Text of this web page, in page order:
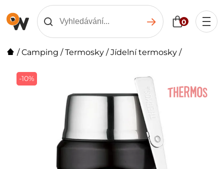
0
/Camping /Termosky /Jídelní termosky /
-10%